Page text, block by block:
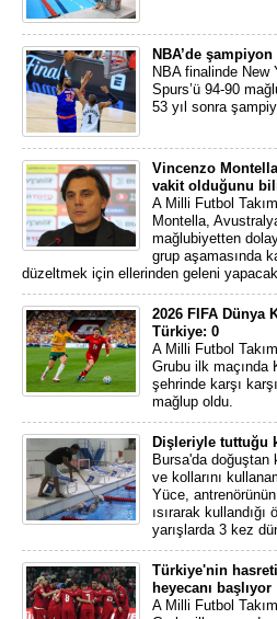
NBA’de
NBA finalinde
Spurs’ü 94-90
53 yıl sonra
Vincenzo
vakit olduğunu
A Milli Futbol
Montella,
mağlubiyetten
grup aşamasında
düzeltmek için ellerinden geleni
2026 FIFA Dünya
Türkiye: 0
A Milli Futbol
Grubu ilk maçında
şehrinde karşı
mağlup oldu.
Dişleriyle tuttuğu
Bursa'da
ve kollarını
Yüce,
ısırarak
yarışlarda 3 kez
Türkiye'nin
heyecanı başlıyor
A Milli Futbol